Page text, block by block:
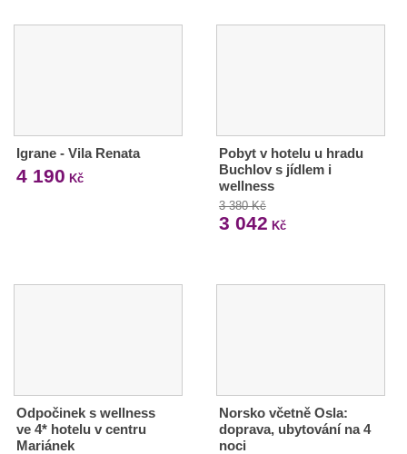
Igrane - Vila Renata
4 190 Kč
Pobyt v hotelu u hradu
Buchlov s jídlem i
wellness
3 380 Kč
3 042 Kč
Odpočinek s wellness
ve 4* hotelu v centru
Mariánek
Norsko včetně Osla:
doprava, ubytování na 4
noci